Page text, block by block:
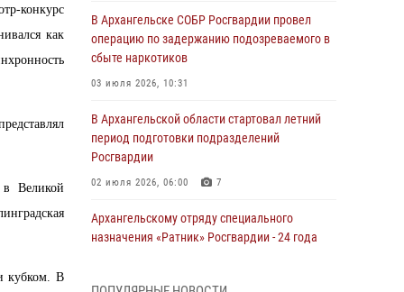
конкурс
как
Великой
кубком. В
В Архангельске СОБР Росгвардии провел
операцию по задержанию подозреваемого в
сбыте наркотиков
03 июля 2026, 10:31
В Архангельской области стартовал летний
период подготовки подразделений
Росгвардии
02 июля 2026, 06:00 7
Архангельскому отряду специального
назначения «Ратник» Росгвардии - 24 года